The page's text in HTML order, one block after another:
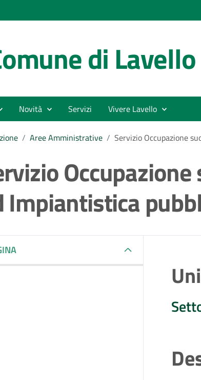
di Lavello
Novità Servizi Vivere Lavello
/ Aree Amministrative / Servizio Occupazione
Impiantistica
della notizia